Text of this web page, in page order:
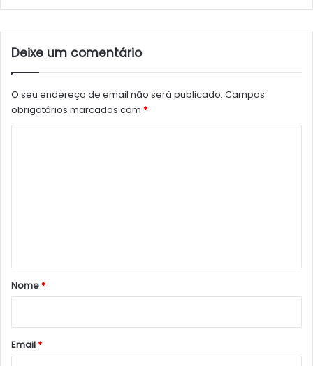
Deixe um comentário
O seu endereço de email não será publicado. Campos
obrigatórios marcados com *
r
*
Nome*
Email*